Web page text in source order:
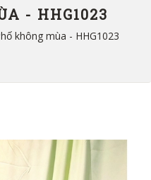
- HHG1023
không mùa - HHG1023